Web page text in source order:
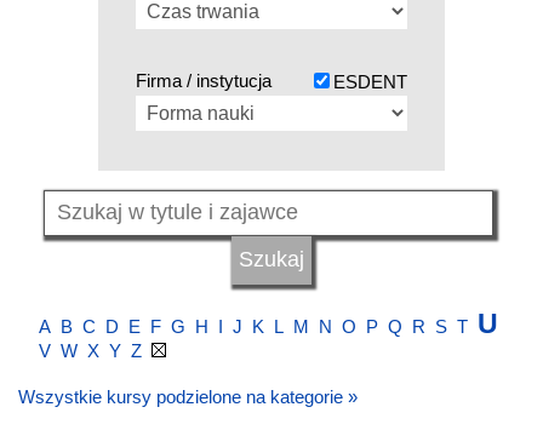
Firma / instytucja ESDENT
A B C D E F G H I J K L M N O P Q R S T U
V W X Y Z
Wszystkie kursy podzielone na kategorie »